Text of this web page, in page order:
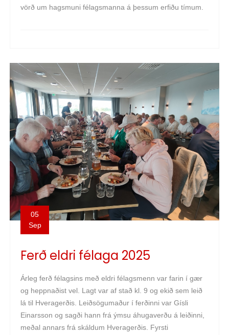
vörð um hagsmuni félagsmanna á þessum erfiðu tímum.
05
Sep
Ferð eldri félaga 2025
Árleg ferð félagsins með eldri félagsmenn var farin í gær
og heppnaðist vel. Lagt var af stað kl. 9 og ekið sem leið
lá til Hveragerðis. Leiðsögumaður í ferðinni var Gísli
Einarsson og sagði hann frá ýmsu áhugaverðu á leiðinni,
meðal annars frá skáldum Hveragerðis. Fyrsti